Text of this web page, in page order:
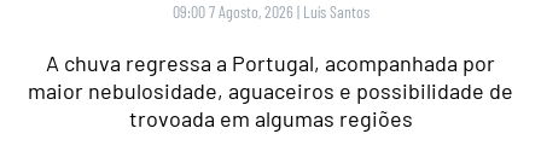
09:00 7 Agosto, 2026 | Luís Santos
A chuva regressa a Portugal, acompanhada por
maior nebulosidade, aguaceiros e possibilidade de
trovoada em algumas regiões